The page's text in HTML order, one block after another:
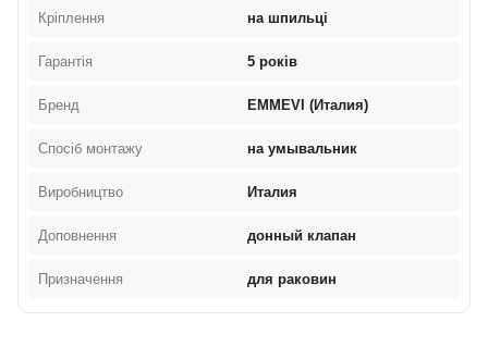
Кріплення на шпильці
Гарантія 5 років
Бренд EMMEVI (Италия)
Спосіб монтажу на умывальник
Виробництво Италия
Доповнення донный клапан
Призначення для раковин